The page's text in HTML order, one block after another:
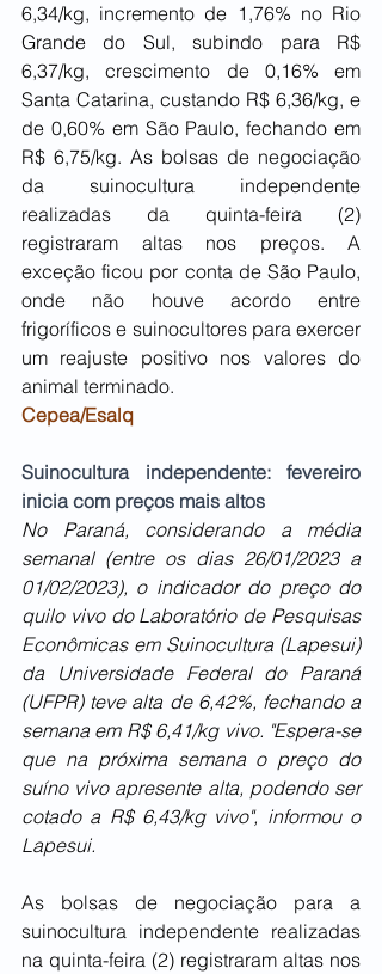
6,34/kg, incremento de 1,76% no Rio
Grande do Sul, subindo para R$
6,37/kg, crescimento de 0,16% em
Santa Catarina, custando R$ 6,36/kg, e
de 0,60% em São Paulo, fechando em
R$ 6,75/kg. As bolsas de negociação
da suinocultura independente
realizadas da quinta-feira (2)
registraram altas nos preços. A
exceção ficou por conta de São Paulo,
onde não houve acordo entre
frigoríficos e suinocultores para exercer
um reajuste positivo nos valores do
animal terminado.
Cepea/Esalq
Suinocultura independente: fevereiro
inicia com preços mais altos
No Paraná, considerando a média
semanal (entre os dias 26/01/2023 a
01/02/2023), o indicador do preço do
quilo vivo do Laboratório de Pesquisas
Econômicas em Suinocultura (Lapesui)
da Universidade Federal do Paraná
(UFPR) teve alta de 6,42%, fechando a
semana em R$ 6,41/kg vivo. "Espera-se
que na próxima semana o preço do
suíno vivo apresente alta, podendo ser
cotado a R$ 6,43/kg vivo", informou o
Lapesui.
As bolsas de negociação para a
suinocultura independente realizadas
na quinta-feira (2) registraram altas nos